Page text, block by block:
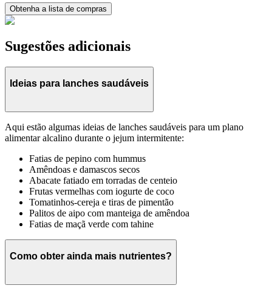
Obtenha a lista de compras
Sugestões adicionais
Ideias para lanches saudáveis
Aqui estão algumas ideias de lanches saudáveis para um plano
alimentar alcalino durante o jejum intermitente:
Fatias de pepino com hummus
Amêndoas e damascos secos
Abacate fatiado em torradas de centeio
Frutas vermelhas com iogurte de coco
Tomatinhos-cereja e tiras de pimentão
Palitos de aipo com manteiga de amêndoa
Fatias de maçã verde com tahine
Como obter ainda mais nutrientes?